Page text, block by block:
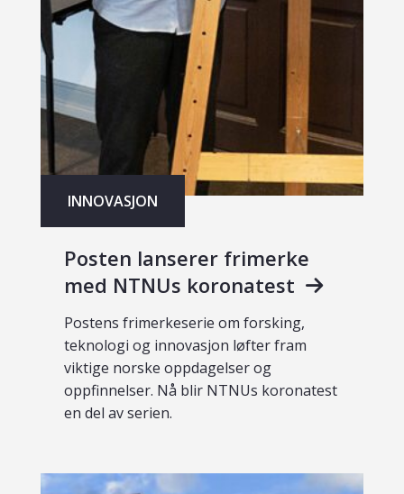
INNOVASJON
Posten lanserer frimerke
med NTNUs koronatest
Postens frimerkeserie om forsking,
teknologi og innovasjon løfter fram
viktige norske oppdagelser og
oppfinnelser. Nå blir NTNUs koronatest
en del av serien.